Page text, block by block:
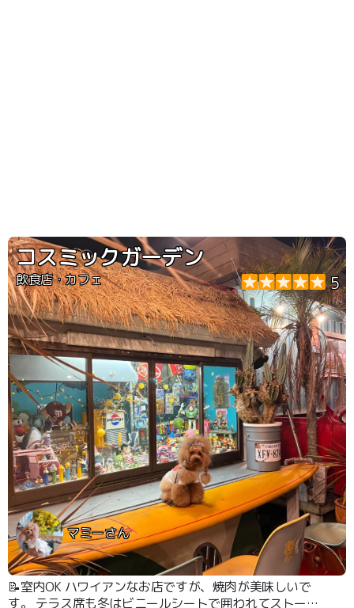
コスミックガーデン
飲食店・カフェ 5
マミーさん
📝室内OK ハワイアンなお店ですが、焼肉が美味しいで
す。 テラス席も冬はビニールシートで囲われてストーブ